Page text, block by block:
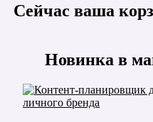
Сейчас ваша
Новинка в